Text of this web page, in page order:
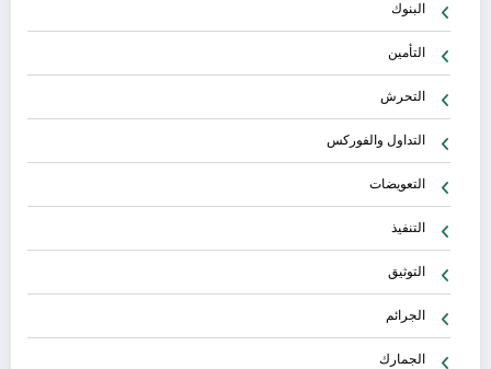
البنوك
التأمين
التحرش
التداول والفوركس
التعويضات
التنفيذ
التوثيق
الجرائم
الجمارك